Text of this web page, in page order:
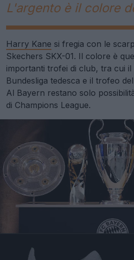
L'argento è il colore
Harry Kane si fregia con le
Skechers SKX-01. Il colore è
importanti trofei di club, tra cui il
Bundesliga tedesca e il trofeo
Al Bayern restano solo
di Champions League.